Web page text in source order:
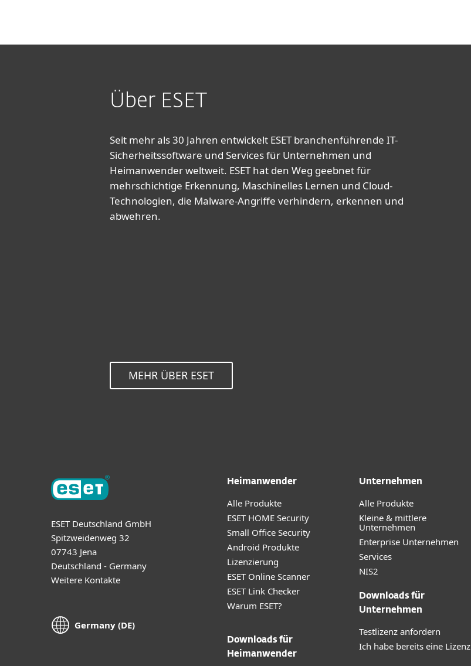
Über ESET
Seit mehr als 30 Jahren entwickelt ESET branchenführende IT-
Sicherheitssoftware und Services für Unternehmen und
Heimanwender weltweit. ESET hat den Weg geebnet für
mehrschichtige Erkennung, Maschinelles Lernen und Cloud-
Technologien, die Malware-Angriffe verhindern, erkennen und
abwehren.
MEHR ÜBER ESET
ESET Deutschland GmbH
Spitzweidenweg 32
07743 Jena
Deutschland - Germany
Weitere Kontakte
Germany (DE)
Heimanwender
Alle Produkte
ESET HOME Security
Small Office Security
Android Produkte
Lizenzierung
ESET Online Scanner
ESET Link Checker
Warum ESET?
Downloads für
Heimanwender
Unternehmen
Alle Produkte
Kleine & mittlere
Unternehmen
Enterprise Unternehmen
Services
NIS2
Downloads für
Unternehmen
Testlizenz anfordern
Ich habe bereits eine Lizenz